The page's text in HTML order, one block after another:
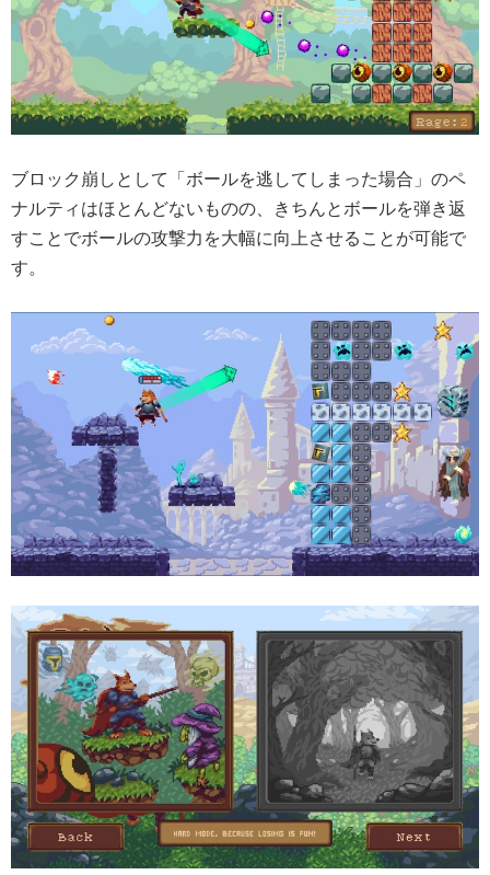
ブロック崩しとして「ボールを逃してしまった場合」のペ
ナルティはほとんどないものの、きちんとボールを弾き返
すことでボールの攻撃力を大幅に向上させることが可能で
す。